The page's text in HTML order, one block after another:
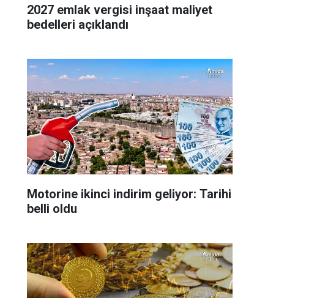
2027 emlak vergisi inşaat maliyet
bedelleri açıklandı
Motorine ikinci indirim geliyor: Tarihi
belli oldu